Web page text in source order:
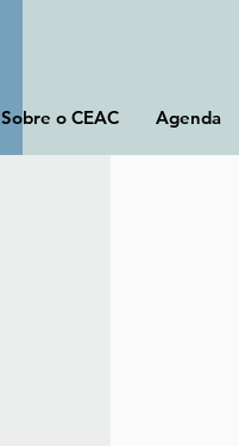
Sobre o CEAC Agenda